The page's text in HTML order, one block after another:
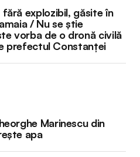
explozibil, găsite în
/ Nu se știe
vorba de o dronă civilă
prefectul Constanței
Marinescu din
apa